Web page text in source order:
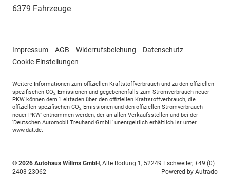
6379 Fahrzeuge
Impressum AGB Widerrufsbelehung
Datenschutz
Cookie-Einstellungen
Weitere Informationen zum offiziellen Kraftstoffverbrauch und zu den offiziellen
spezifischen CO2-Emissionen und gegebenenfalls zum Stromverbrauch neuer
PKW können dem 'Leitfaden über den offiziellen Kraftstoffverbrauch, die
offiziellen spezifischen CO2-Emissionen und den offiziellen Stromverbrauch
neuer PKW' entnommen werden, der an allen Verkaufsstellen und bei der
'Deutschen Automobil Treuhand GmbH' unentgeltlich erhältlich ist unter
www.dat.de.
© 2026 Autohaus Willms GmbH, Alte Rodung 1 , 52249 Eschweiler, +49 (0)
2403 23062
Powered by Autrado